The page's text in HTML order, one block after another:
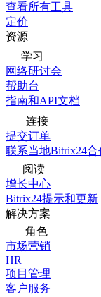
查看所有工具
定价
资源
学习
网络研讨会
帮助台
指南和API文档
连接
提交订单
联系当地Bitrix24合
阅读
增长中心
Bitrix24提示和更新
解决方案
角色
市场营销
HR
项目管理
客户服务